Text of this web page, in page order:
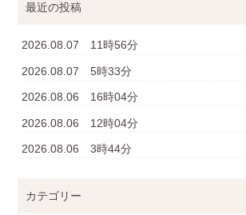
最近の投稿
2026.08.07 11時56分
2026.08.07 5時33分
2026.08.06 16時04分
2026.08.06 12時04分
2026.08.06 3時44分
カテゴリー